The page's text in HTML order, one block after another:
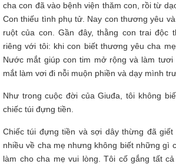
cha con đã vào bệnh viện thăm con, rồi từ
Con thiếu tình phụ tử. Nay con thương yêu
ruột của con. Gần đây, thằng con trai độc
riêng với tôi: khi con biết thương yêu cha
Nước mắt giúp con tim mở rộng và làm
mắt làm vơi đi nỗi muộn phiền và dạy mình
Như trong cuộc đời của Giuđa, tôi không
chiếc túi đựng tiền.
Chiếc túi đựng tiền và sợi dây thừng đã giết
nhiều về cha mẹ nhưng không biết những gì
làm cho cha mẹ vui lòng. Tôi cố gắng tất